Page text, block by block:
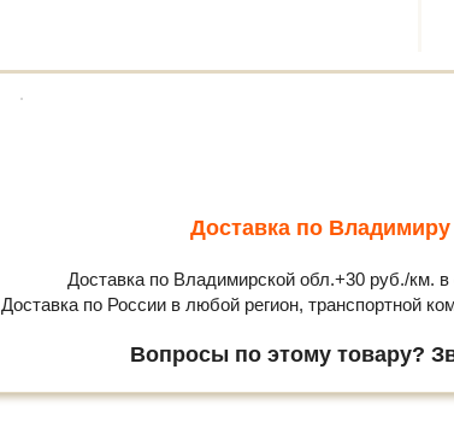
Доставка по
Доставка по Владимирской обл.+30 руб./км.
Доставка по России в любой регион, транспортной
Вопросы по этому товару?